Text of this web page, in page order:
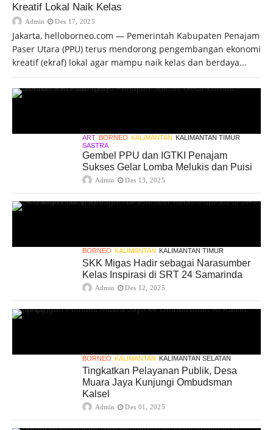
Kreatif Lokal Naik Kelas
Admin Des 17, 2025
Jakarta, helloborneo.com — Pemerintah Kabupaten Penajam
Paser Utara (PPU) terus mendorong pengembangan ekonomi
kreatif (ekraf) lokal agar mampu naik kelas dan berdaya...
ART BORNEO KALIMANTAN KALIMANTAN TIMUR
SASTRA
Gembel PPU dan IGTKI Penajam
Sukses Gelar Lomba Melukis dan Puisi
Admin Des 13, 2025
BORNEO KALIMANTAN KALIMANTAN TIMUR
SKK Migas Hadir sebagai Narasumber
Kelas Inspirasi di SRT 24 Samarinda
Admin Des 12, 2025
BORNEO KALIMANTAN KALIMANTAN SELATAN
Tingkatkan Pelayanan Publik, Desa
Muara Jaya Kunjungi Ombudsman
Kalsel
Admin Des 01, 2025